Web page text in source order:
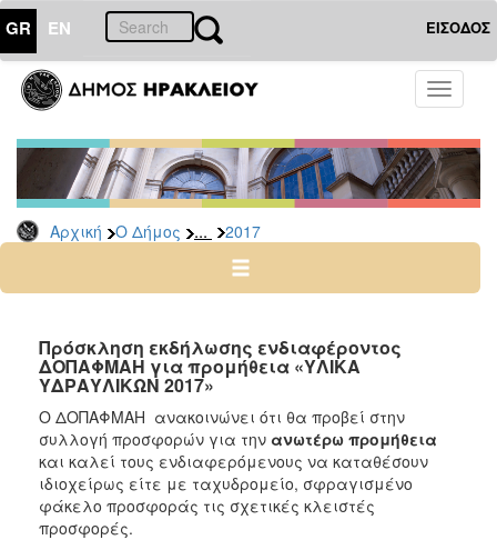
GR EN ΕΙΣΟΔΟΣ
Toggle
Αρχική Ο Δήμος ... 2017
ΔΗΜΟΣ
Διακηρύξεις
Δημοπρασίες
Αρχείο
2025
2023
2022
2021
2020
2019
2018
Πρόσκληση εκδήλωσης ενδιαφέροντος
ΔΟΠΑΦΜΑΗ για προμήθεια «ΥΛΙΚΑ
ΥΔΡΑΥΛΙΚΩΝ 2017»
Ο ΔΟΠΑΦΜΑΗ ανακοινώνει ότι θα προβεί στην
συλλογή προσφορών για την ανωτέρω προμήθεια
και καλεί τους ενδιαφερόμενους να καταθέσουν
ιδιοχείρως είτε με ταχυδρομείο, σφραγισμένο
φάκελο προσφοράς τις σχετικές κλειστές
προσφορές.